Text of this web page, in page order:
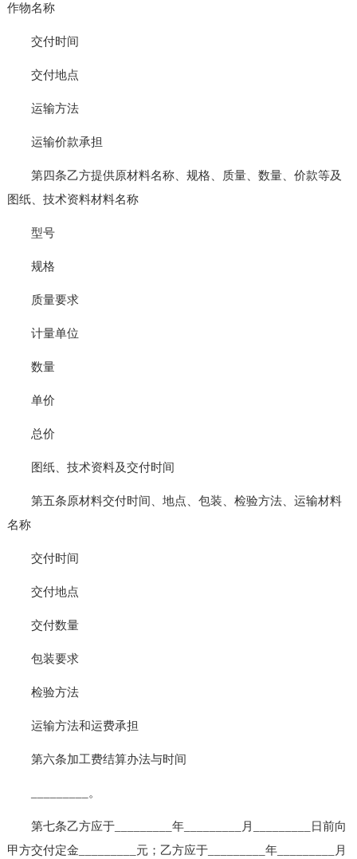
作物名称
交付时间
交付地点
运输方法
运输价款承担
第四条乙方提供原材料名称、规格、质量、数量、价款等及
图纸、技术资料材料名称
型号
规格
质量要求
计量单位
数量
单价
总价
图纸、技术资料及交付时间
第五条原材料交付时间、地点、包装、检验方法、运输材料
名称
交付时间
交付地点
交付数量
包装要求
检验方法
运输方法和运费承担
第六条加工费结算办法与时间
_________。
第七条乙方应于_________年_________月_________日前向
甲方交付定金_________元；乙方应于_________年_________月